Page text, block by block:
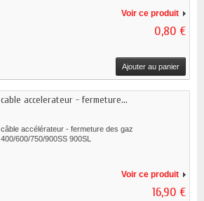
Voir ce produit
0,80 €
Ajouter au panier
cable accelerateur - fermeture...
câble accélérateur - fermeture des gaz
400/600/750/900SS 900SL
Voir ce produit
16,90 €